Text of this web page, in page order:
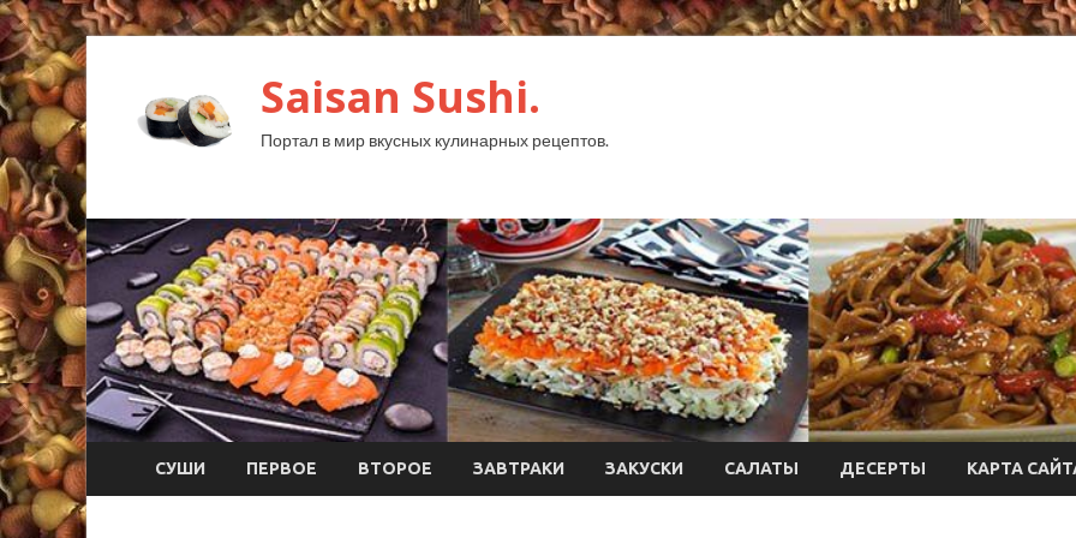
Saisan Sushi.
Портал в мир вкусных кулинарных рецептов.
СУШИ ПЕРВОЕ ВТОРОЕ ЗАВТРАКИ ЗАКУСКИ САЛАТЫ ДЕСЕРТЫ КАРТА